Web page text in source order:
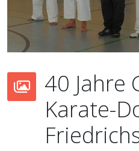
40 Jahre
Karate-